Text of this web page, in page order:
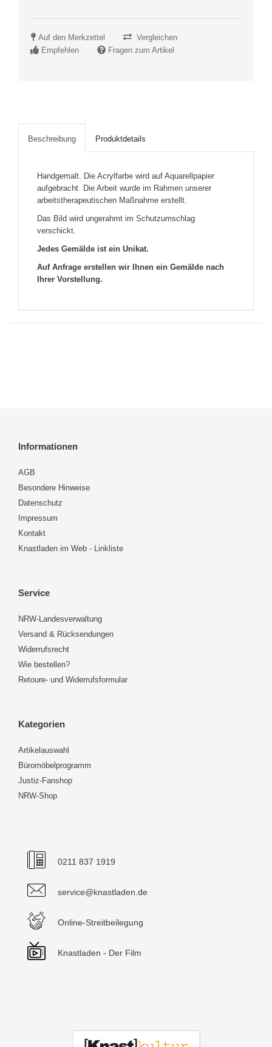
Auf den Merkzettel
Vergleichen
Empfehlen
Fragen zum Artikel
Beschreibung Produktdetails
Handgemalt. Die Acrylfarbe wird auf Aquarellpapier
aufgebracht. Die Arbeit wurde im Rahmen unserer
arbeitstherapeutischen Maßnahme erstellt.
Das Bild wird ungerahmt im Schutzumschlag
verschickt.
Jedes Gemälde ist ein Unikat.
Auf Anfrage erstellen wir Ihnen ein Gemälde nach
Ihrer Vorstellung.
Informationen
AGB
Besondere Hinweise
Datenschutz
Impressum
Kontakt
Knastladen im Web - Linkliste
Service
NRW-Landesverwaltung
Versand & Rücksendungen
Widerrufsrecht
Wie bestellen?
Retoure- und Widerrufsformular
Kategorien
Artikelauswahl
Büromöbelprogramm
Justiz-Fanshop
NRW-Shop
0211 837 1919
service@knastladen.de
Online-Streitbeilegung
Knastladen - Der Film